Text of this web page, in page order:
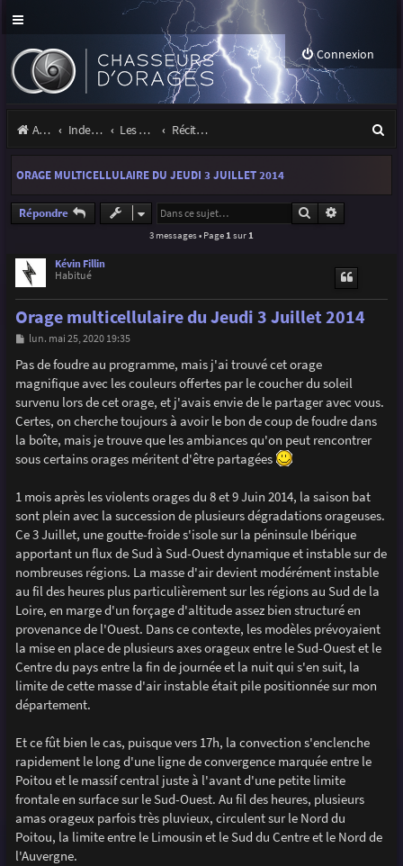
Connexion
Accueil Index du forum Les orages Récits et photos d'orages
e
ORAGE MULTICELLULAIRE DU JEUDI 3 JUILLET 2014
Répondre Rechercher
3 messages • Page 1 sur 1
Kévin Fillin
Habitué
Orage multicellulaire du Jeudi 3 Juillet 2014
M
s
s
a
e
lun. mai 25, 2020 19:35
Pas de foudre au programme, mais j'ai trouvé cet orage
magnifique avec les couleurs offertes par le coucher du soleil
survenu lors de cet orage, et j'avais envie de le partager avec vous.
Certes, on cherche toujours à avoir le bon de coup de foudre dans
la boîte, mais je trouve que les ambiances qu'on peut rencontrer
sous certains orages méritent d'être partagées
1 mois après les violents orages du 8 et 9 Juin 2014, la saison bat
sont plein avec la succession de plusieurs dégradations orageuses.
Ce 3 Juillet, une goutte-froide s'isole sur la péninsule Ibérique
apportant un flux de Sud à Sud-Ouest dynamique et instable sur de
nombreuses régions. La masse d'air devient modérément instable
au fil des heures plus particulièrement sur les régions au Sud de la
Loire, en marge d'un forçage d'altitude assez bien structuré en
provenance de l'Ouest. Dans ce contexte, les modèles prévoyaient
la mise en place de plusieurs axes orageux entre le Sud-Ouest et le
Centre du pays entre la fin de journée et la nuit qui s'en suit, la
limite de cette masse d'air instable était pile positionnée sur mon
département.
Et ce fût bien le cas, puisque vers 17h, la convection s'enclenche
rapidement le long d'une ligne de convergence marquée entre le
Poitou et le massif central juste à l'avant d'une petite limite
frontale en surface sur le Sud-Ouest. Au fil des heures, plusieurs
amas orageux parfois très pluvieux, circulent sur le Nord du
Poitou, la limite entre le Limousin et le Sud du Centre et le Nord de
l'Auvergne.